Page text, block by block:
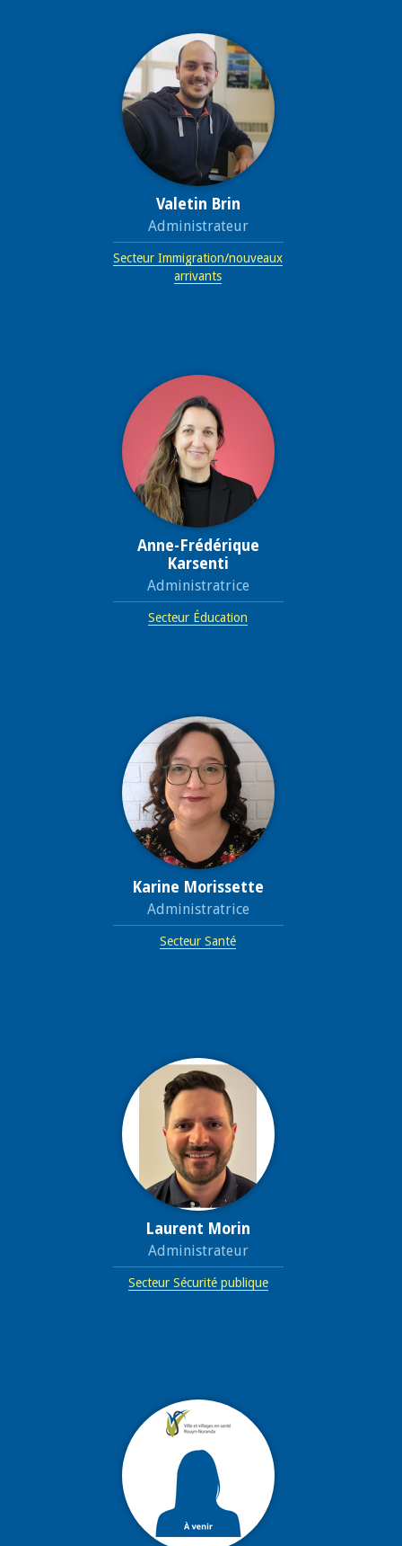
Valetin Brin
Administrateur
Secteur Immigration/nouveaux
arrivants
Anne-Frédérique
Karsenti
Administratrice
Secteur Éducation
Karine Morissette
Administratrice
Secteur Santé
Laurent Morin
Administrateur
Secteur Sécurité publique